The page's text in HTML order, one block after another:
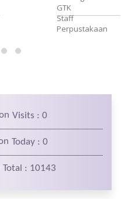
GTK
Staff
Perpustakaan
Visits : 0
Today : 0
Total : 10143